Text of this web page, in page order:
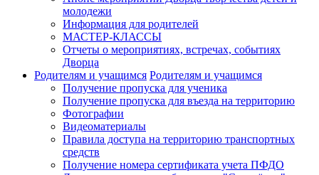
молодежи
Информация для родителей
МАСТЕР-КЛАССЫ
Отчеты о мероприятиях, встречах, событиях
Дворца
Родителям и учащимся Родителям и учащимся
Получение пропуска для ученика
Получение пропуска для въезда на территорию
Фотографии
Видеоматериалы
Правила доступа на территорию транспортных
средств
Получение номера сертификата учета ПФДО